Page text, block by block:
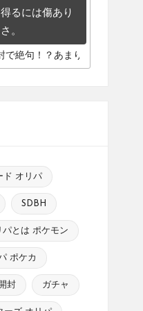
るには傷あり
。
で絶句！？あまりにも酷いカ
ド オリパ
SDBH
パとは ポケモン
ポケカ
封 ガチャ